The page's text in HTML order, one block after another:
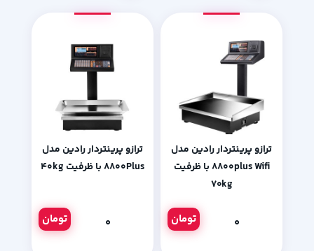
ترازو پرینتردار رادین مدل
۸۸۰۰plus Wifi با ظرفیت
۷۰kg
تومان
ترازو پرینتردار رادین مدل
۸۸۰۰Plus با ظرفیت ۴۰kg
تومان